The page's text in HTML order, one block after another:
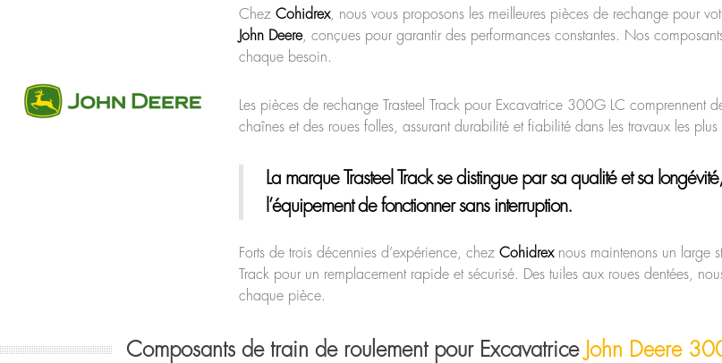
Chez Cohidrex, nous vous proposons les meilleures pièces de rechange pour
John Deere, conçues pour garantir des performances constantes. Nos
chaque besoin.
Les pièces de rechange Trasteel Track pour Excavatrice 300G LC comprennent
chaînes et des roues folles, assurant durabilité et fiabilité dans les travaux les plus
La marque Trasteel Trackse distingue par sa qualité et sa
l’équipement de fonctionner sans interruption.
Forts de trois décennies d’expérience, chez Cohidrexnous maintenons un large
Track pour un remplacement rapide et sécurisé. Des tuiles aux roues dentées,
chaque pièce.
Composants de train de roulement pour Excavatrice John Deere